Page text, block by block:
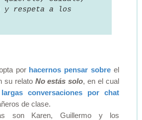
y respeta a los
por hacernos pensar sobre el
su relato No estás solo, en el cual
conversaciones por chat
de clase.
son Karen, Guillermo y los